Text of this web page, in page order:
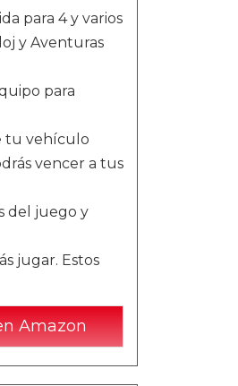
para 4 y varios
y Aventuras
para
tu vehículo
vencer a tus
del juego y
jugar. Estos
Amazon